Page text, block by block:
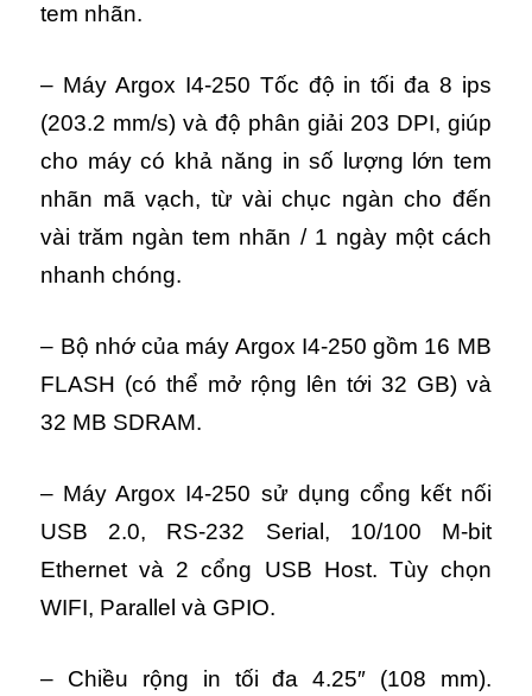
tem nhãn.
– Máy Argox I4-250 Tốc độ in tối đa 8 ips
(203.2 mm/s) và độ phân giải 203 DPI, giúp
cho máy có khả năng in số lượng lớn tem
nhãn mã vạch, từ vài chục ngàn cho đến
vài trăm ngàn tem nhãn / 1 ngày một cách
nhanh chóng.
– Bộ nhớ của máy Argox I4-250 gồm 16 MB
FLASH (có thể mở rộng lên tới 32 GB) và
32 MB SDRAM.
– Máy Argox I4-250 sử dụng cổng kết nối
USB 2.0, RS-232 Serial, 10/100 M-bit
Ethernet và 2 cổng USB Host. Tùy chọn
WIFI, Parallel và GPIO.
– Chiều rộng in tối đa 4.25″ (108 mm).